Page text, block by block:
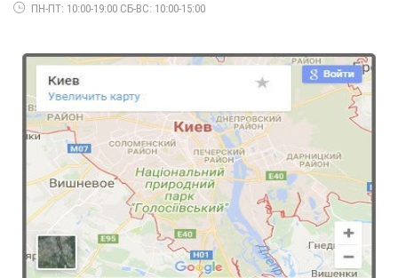
ПН-ПТ: 10:00-19:00 СБ-ВС: 10:00-15:00